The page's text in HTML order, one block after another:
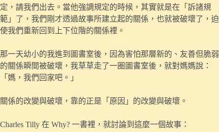
定，請我們出去。當他強調規定的時候，其實就是在「訴諸規
範」了，我們剛才透過故事所建立起的關係，也就被破壞了，迫
使我們重新回到上下位階的關係裡。
那一天幼小的我進到圖書室後，因為害怕那層新的、友善但脆弱
的關係瞬間被破壞，我草草走了一圈圖書室後，就對媽媽說：
「媽，我們回家吧。」
關係的改變與破壞，靠的正是「原因」的改變與破壞。
Charles Tilly 在 Why? 一書裡，就討論到這麼一個故事：